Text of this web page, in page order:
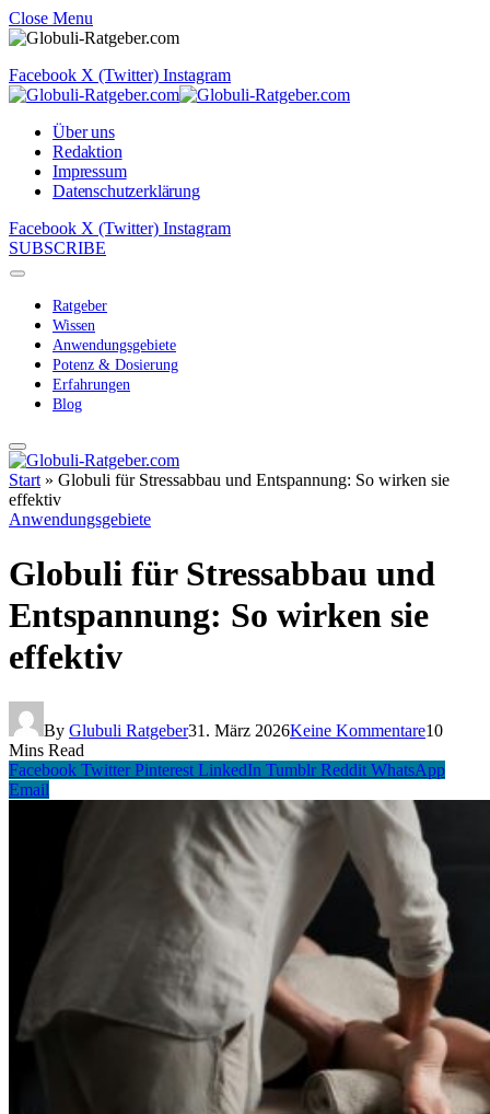
Close Menu
Facebook X (Twitter) Instagram
Über uns
Redaktion
Impressum
Datenschutzerklärung
Facebook X (Twitter) Instagram
SUBSCRIBE
Ratgeber
Wissen
Anwendungsgebiete
Potenz & Dosierung
Erfahrungen
Blog
Start » Globuli für Stressabbau und Entspannung: So wirken sie
effektiv
Anwendungsgebiete
Globuli für Stressabbau und
Entspannung: So wirken sie
effektiv
By Glubuli Ratgeber31. März 2026Keine Kommentare10
Mins Read
Facebook Twitter Pinterest LinkedIn Tumblr Reddit WhatsApp
Email